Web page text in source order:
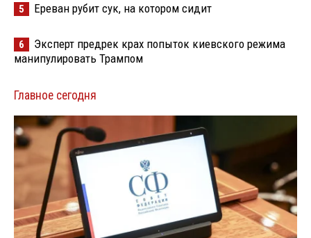
5 Ереван рубит сук, на котором сидит
6
Эксперт предрек крах попыток киевского режима
манипулировать Трампом
Главное сегодня